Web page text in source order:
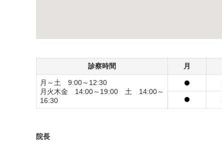
診察時間
月
月～土 9:00～12:30
月火木金 14:00～19:00 土 14:00～
16:30
院長